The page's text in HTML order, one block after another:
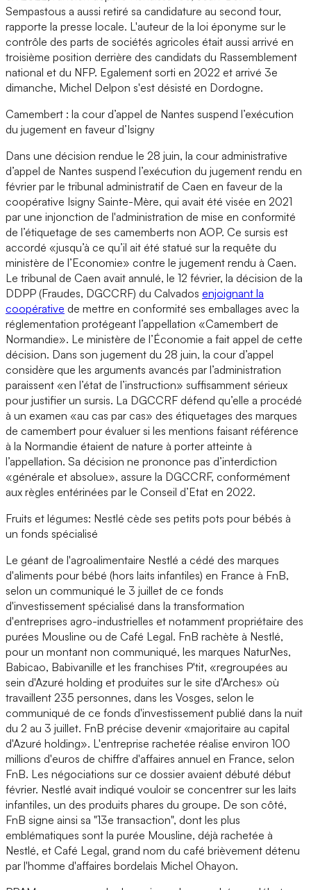
Sempastous a aussi retiré sa candidature au second tour,
rapporte la presse locale. L'auteur de la loi éponyme sur le
contrôle des parts de sociétés agricoles était aussi arrivé en
troisième position derrière des candidats du Rassemblement
national et du NFP. Egalement sorti en 2022 et arrivé 3e
dimanche, Michel Delpon s'est désisté en Dordogne.
Camembert : la cour d’appel de Nantes suspend l’exécution
du jugement en faveur d’Isigny
Dans une décision rendue le 28 juin, la cour administrative
d’appel de Nantes suspend l’exécution du jugement rendu en
février par le tribunal administratif de Caen en faveur de la
coopérative Isigny Sainte-Mère, qui avait été visée en 2021
par une injonction de l'administration de mise en conformité
de l’étiquetage de ses camemberts non AOP. Ce sursis est
accordé «jusqu’à ce qu’il ait été statué sur la requête du
ministère de l’Economie» contre le jugement rendu à Caen.
Le tribunal de Caen avait annulé, le 12 février, la décision de la
DDPP (Fraudes, DGCCRF) du Calvados enjoignant la
coopérative de mettre en conformité ses emballages avec la
réglementation protégeant l’appellation «Camembert de
Normandie». Le ministère de l’Économie a fait appel de cette
décision. Dans son jugement du 28 juin, la cour d’appel
considère que les arguments avancés par l’administration
paraissent «en l’état de l’instruction» suffisamment sérieux
pour justifier un sursis. La DGCCRF défend qu’elle a procédé
à un examen «au cas par cas» des étiquetages des marques
de camembert pour évaluer si les mentions faisant référence
à la Normandie étaient de nature à porter atteinte à
l’appellation. Sa décision ne prononce pas d’interdiction
«générale et absolue», assure la DGCCRF, conformément
aux règles entérinées par le Conseil d’Etat en 2022.
Fruits et légumes: Nestlé cède ses petits pots pour bébés à
un fonds spécialisé
Le géant de l'agroalimentaire Nestlé a cédé des marques
d'aliments pour bébé (hors laits infantiles) en France à FnB,
selon un communiqué le 3 juillet de ce fonds
d'investissement spécialisé dans la transformation
d'entreprises agro-industrielles et notamment propriétaire des
purées Mousline ou de Café Legal. FnB rachète à Nestlé,
pour un montant non communiqué, les marques NaturNes,
Babicao, Babivanille et les franchises P'tit, «regroupées au
sein d'Azuré holding et produites sur le site d'Arches» où
travaillent 235 personnes, dans les Vosges, selon le
communiqué de ce fonds d'investissement publié dans la nuit
du 2 au 3 juillet. FnB précise devenir «majoritaire au capital
d'Azuré holding». L'entreprise rachetée réalise environ 100
millions d'euros de chiffre d'affaires annuel en France, selon
FnB. Les négociations sur ce dossier avaient débuté début
février. Nestlé avait indiqué vouloir se concentrer sur les laits
infantiles, un des produits phares du groupe. De son côté,
FnB signe ainsi sa "13e transaction", dont les plus
emblématiques sont la purée Mousline, déjà rachetée à
Nestlé, et Café Legal, grand nom du café brièvement détenu
par l'homme d'affaires bordelais Michel Ohayon.